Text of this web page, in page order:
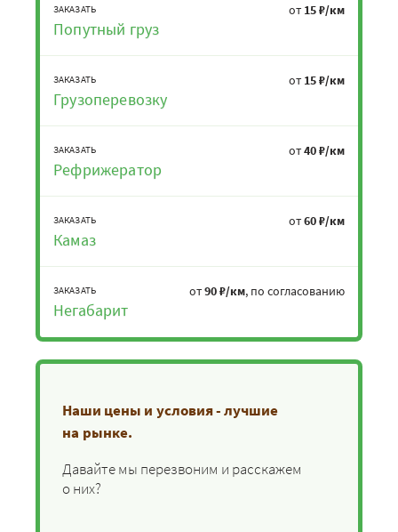
ЗАКАЗАТЬ
Попутный груз
от 15 ₽/км
ЗАКАЗАТЬ
Грузоперевозку
от 15 ₽/км
ЗАКАЗАТЬ
Рефрижератор
от40 ₽/км
ЗАКАЗАТЬ
Камаз
от60 ₽/км
ЗАКАЗАТЬ
Негабарит
от90 ₽/км, по согласованию
Наши цены и условия - лучшие
на рынке.
Давайте мы перезвоним и расскажем
о них?